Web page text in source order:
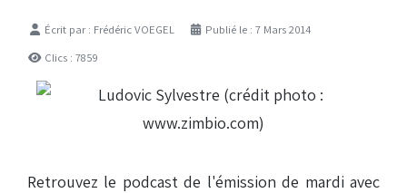
DétailsÉcrit par : Frédéric VOEGEL
Publié le : 7 Mars 2014
Clics : 7859
Retrouvez le podcast de l'émission de mardi avec